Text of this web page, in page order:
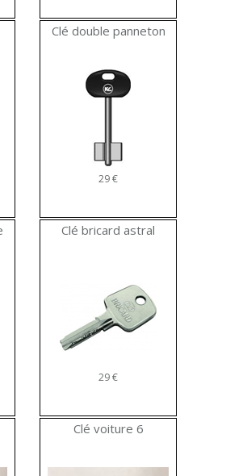
Clé double panneton
29 €
Clé bricard astral
29 €
Clé voiture 6